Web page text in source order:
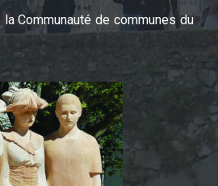
Communauté de communes du